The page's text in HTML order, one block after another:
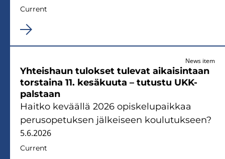
Current
News item
Yhteishaun tulokset tulevat aikaisintaan
torstaina 11. kesäkuuta – tutustu UKK-
palstaan
Haitko keväällä 2026 opiskelupaikkaa
perusopetuksen jälkeiseen koulutukseen?
5.6.2026
Current